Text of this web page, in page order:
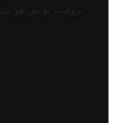
تروفيت تونس هو